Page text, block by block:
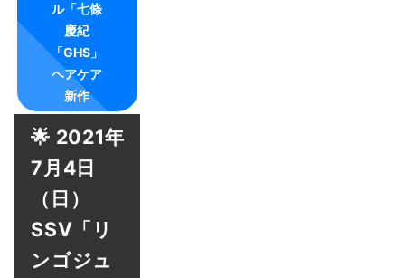
ル「七條
慶紀
「GHS」
ヘアケア
新作
🌟 2021年
7月4日
（日）
SSV「リ
ンゴジュ